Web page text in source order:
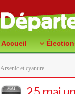
Accueil
Arsenic et cyanure
MAI